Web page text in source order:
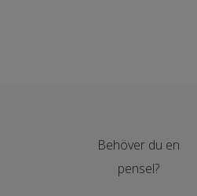
Behöver du en
pensel?